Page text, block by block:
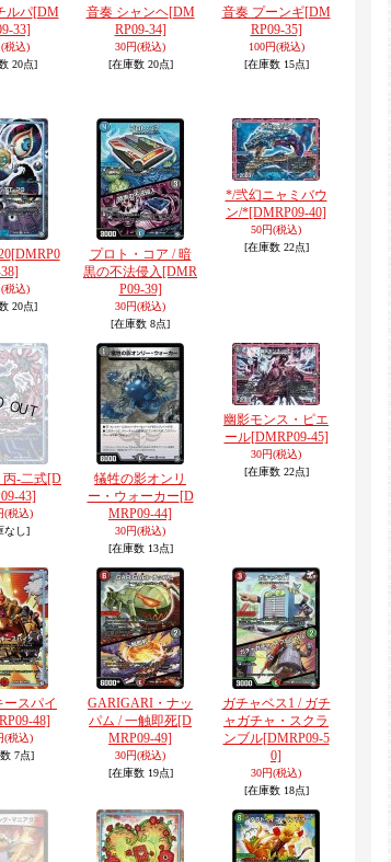
ルパ[DM
33]
(税込)
20点]
音奏 シャンヘ[DM
RP09-34]
30円(税込)
[在庫数 20点]
音奏 プーンギ[DM
RP09-35]
100円(税込)
[在庫数 15点]
[DMRP0
(税込)
20点]
プロト・コア / 暗
黒の不法侵入 [DMR
P09-39]
30円(税込)
[在庫数 8点]
*/弐幻ニャミバウ
ン/*[DMRP09-40]
50円(税込)
[在庫数 22点]
丙-二式[D
43]
(税込)
なし]
犠牲の影オンリ
ー・ウォーカー[D
MRP09-44]
30円(税込)
[在庫数 13点]
幽影モンス・ピエ
ール[DMRP09-45]
30円(税込)
[在庫数 22点]
ースパイ
48]
(税込)
7点]
GARIGARI・ナッ
パム / 一触即死[D
MRP09-49]
30円(税込)
[在庫数 19点]
ガチャベス1 / ガチ
ャガチャ・スクラ
ンブル[DMRP09-5
0]
30円(税込)
[在庫数 18点]